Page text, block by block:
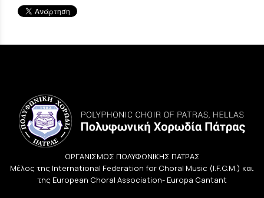
ΟΡΓΑΝΙΣΜΟΣ ΠΟΛΥΦΩΝΙΚΗΣ ΠΑΤΡΑΣ
Μέλος της International Federation for Choral Music (I.F.C.M.) και
της European Choral Association- Europa Cantant